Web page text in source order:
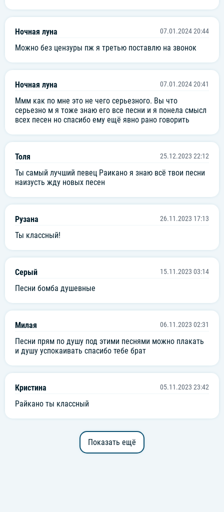
Ночная луна 07.01.2024 20:44
Можно без цензуры пж я третью поставлю на звонок
Ночная луна 07.01.2024 20:41
Ммм как по мне это не чего серьезного. Вы что
серьезно м я тоже знаю его все песни и я понела смысл
всех песен но спасибо ему ещë явно рано говорить
Толя 25.12.2023 22:12
Ты самый лучший певец Раикано я знаю всё твои песни
наизусть жду новых песен
Рузана 26.11.2023 17:13
Ты классный!
Серый 15.11.2023 03:14
Песни бомба душевные
Милая 06.11.2023 02:31
Песни прям по душу под этими песнями можно плакать
и душу успокаивать спасибо тебе брат
Кристина 05.11.2023 23:42
Райкано ты классный
Показать ещё